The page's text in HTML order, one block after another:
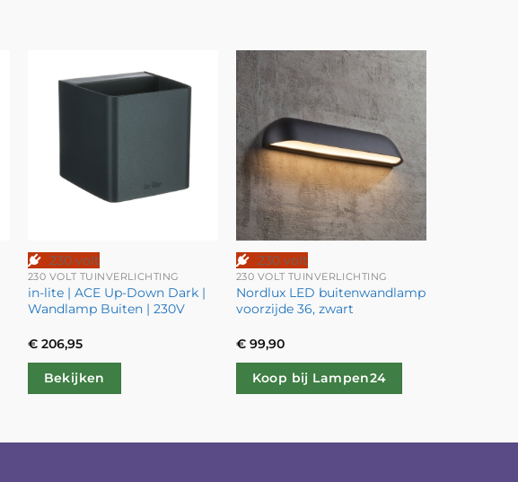
230 volt
230 VOLT TUINVERLICHTING
in-lite | ACE Up-Down Dark |
Wandlamp Buiten | 230V
€206,95
Bekijken
230 volt
230 VOLT TUINVERLICHTING
Nordlux LED buitenwandlamp
voorzijde 36, zwart
€99,90
Koop bij Lampen24